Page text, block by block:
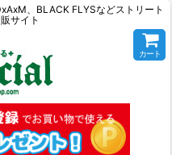
、BLACK FLYSなどストリート
サイト
カート